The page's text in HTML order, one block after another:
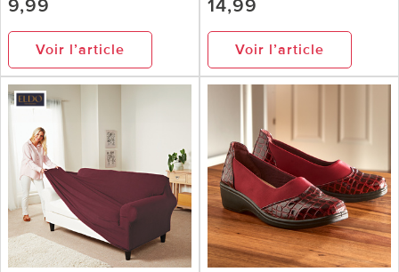
9,99
Voir l’article
14,99
Voir l’article